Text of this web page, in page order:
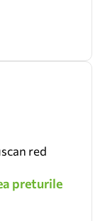
red
preturile